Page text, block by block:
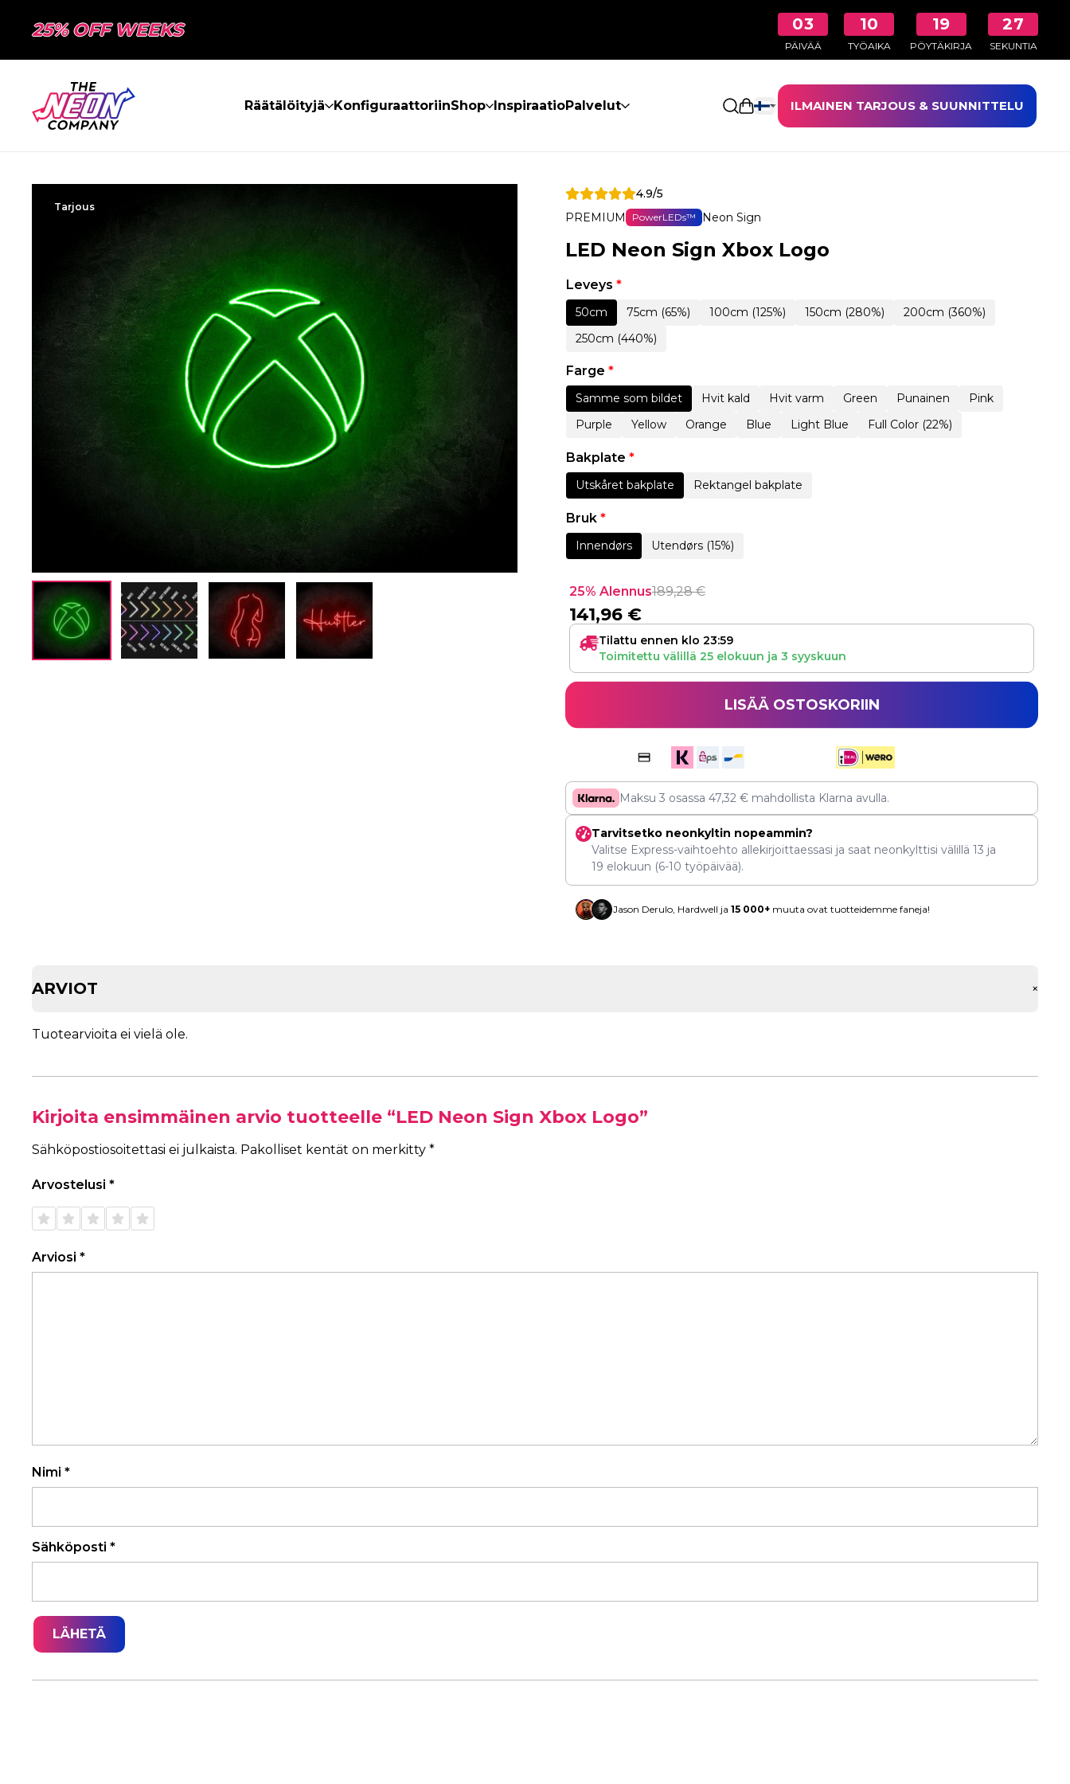
25% OFF WEEKS 03
PÄIVÄÄ
10
TYÖAIKA
19
PÖYTÄKIRJA
26
SEKUNTIA
Räätälöityjä KonfiguraattoriinShop InspiraatioPalvelut Avaa ostoskoriILMAINEN TARJOUS & SUUNNITTELU
Tarjous
4.9/5
PREMIUM
PowerLEDs™ Neon Sign
LED Neon Sign Xbox Logo
Leveys *
50cm 75cm (65%) 100cm (125%) 150cm (280%)
200cm (360%)
250cm (440%)
Farge *
Samme som bildet Hvit kald Hvit varm Green Punainen
Pink
Purple
Yellow Orange Blue Light Blue Full Color (22%)
Bakplate *
Utskåret bakplate Rektangel bakplate
Bruk *
Innendørs Utendørs (15%)
25% Alennus189,28€
141,96 €
Tilattu ennen klo 23:59
Toimitettu välillä 25 elokuun ja 3 syyskuun
LISÄÄ OSTOSKORIIN
Maksu 3 osassa47,32€ mahdollista Klarna avulla.
Tarvitsetko neonkyltin nopeammin?
Valitse Express-vaihtoehto allekirjoittaessasi ja saat neonkylttisi välillä 13 ja
19 elokuun (6-10 työpäivää).
Jason Derulo, Hardwell ja 15 000+muuta ovat tuotteidemme faneja!
ARVIOT +
Tuotearvioita ei vielä ole.
Kirjoita ensimmäinen arvio tuotteelle “LED Neon Sign Xbox Logo”
Sähköpostiosoitettasi ei julkaista. Pakolliset kentät on merkitty *
Arvostelusi *
1/5
tähteä
2/5
tähteä
3/5
tähteä
4/5
tähteä
5/5
tähteä
Arviosi *
Nimi *
Sähköposti *